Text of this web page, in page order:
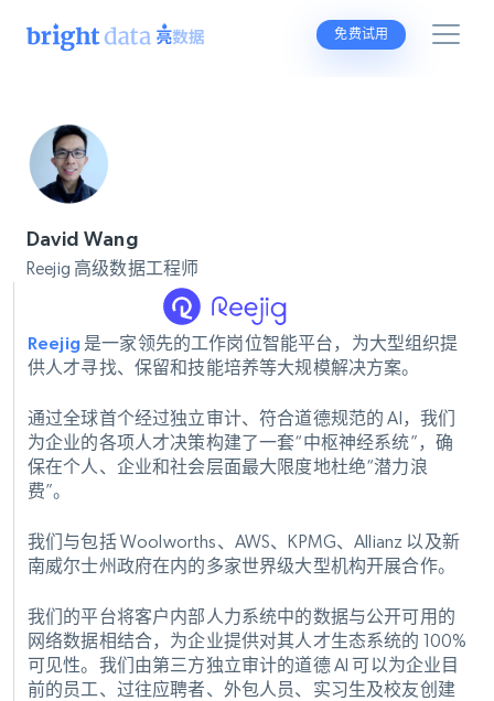
免费试用
David Wang
Reejig 高级数据工程师
Reejig是一家领先的工作岗位智能平台，为大型组织提
供人才寻找、保留和技能培养等大规模解决方案。
通过全球首个经过独立审计、符合道德规范的 AI，我们
为企业的各项人才决策构建了一套“中枢神经系统”，确
保在个人、企业和社会层面最大限度地杜绝“潜力浪
费”。
我们与包括 Woolworths、AWS、KPMG、Allianz 以及新
南威尔士州政府在内的多家世界级大型机构开展合作。
我们的平台将客户内部人力系统中的数据与公开可用的
网络数据相结合，为企业提供对其人才生态系统的 100%
可见性。我们由第三方独立审计的道德 AI 可以为企业目
前的员工、过往应聘者、外包人员、实习生及校友创建